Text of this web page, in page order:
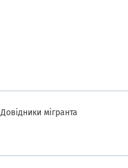
Довідники мігранта